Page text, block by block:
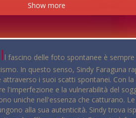
Show more
Il fascino delle foto spontanee è
In questo senso, Sindy Faraguna
i suoi scatti spontanei. Con
l'imperfezione e la vulnerabilità del
uniche nell'essenza che catturano.
alla sua autenticità. Sindy trova